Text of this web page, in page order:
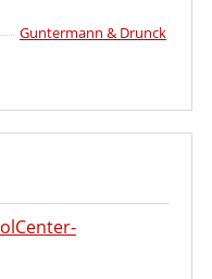
Guntermann & Drunck